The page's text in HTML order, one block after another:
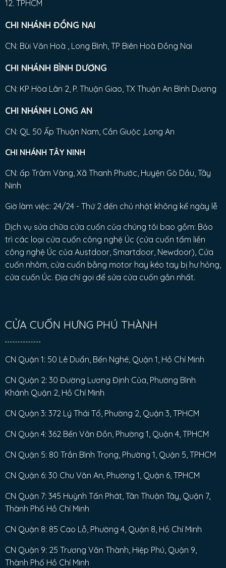
12. TPHCM
CHI NHÁNH ĐỒNG NAI
CN: Bùi Văn Hoà , Long Bình, TP Biên Hoà Đồng Nai
CHI NHÁNH BÌNH DƯƠNG
CN: KP Hòa Lân 2, P. Thuận Giao, TX Thuận An Bình Dương
CHI NHÁNH LONG AN
CN: QL 50 Ấp Thuận Nam, Cần Giuộc ,Long An
CHI NHÁNH TÂY NINH
CN: ấp Trâm Vàng, Xã Thanh Phước, Huyện Gò Dầu, Tây
Ninh
Giờ làm việc: 24/24 - Thứ 2 đến chủ nhật không kể ngày lễ
Dịch vụ sửa chữa cửa cuốn của chúng tôi bao gồm: Bảo
trì các loại cửa cuốn công nghệ Úc (cửa cuốn tấm liền
công nghệ Úc của Austdoor, Smartdoor, Newdoor), Cửa
cuốn nhôm, cửa cuốn bằng motor hay kéo tay bị hư hỏng,
cửa cuốn Úc. Địa chỉ gọi để sửa cửa cuốn gần nhất.
CỬA CUỐN HƯNG PHÚ THÀNH
CN Quận 1: 50 Lê Duẩn, Bến Nghé, Quận 1, Hồ Chí Minh
CN Quận 2: 30 Đường Lương Định Của, Phường Bình
Khánh Quận 2, Hồ Chí Minh
CN Quận 3: 372 Lý Thái Tổ, Phường 2, Quận 3, TPHCM
CN Quận 4: 362 Bến Vân Đồn, Phường 1, Quận 4, TPHCM
CN Quận 5: 80 Trần Bình Trọng, Phường 1, Quận 5, TPHCM
CN Quận 6: 30 Chu Văn An, Phường 1, Quận 6, TPHCM
CN Quận 7: 345 Huỳnh Tấn Phát, Tân Thuận Tây, Quận 7,
Thành Phố Hồ Chí Minh
CN Quận 8: 85 Cao Lỗ, Phường 4, Quận 8, Hồ Chí Minh
CN Quận 9: 25 Trương Văn Thành, Hiệp Phú, Quận 9,
Thành Phố Hồ Chí Minh